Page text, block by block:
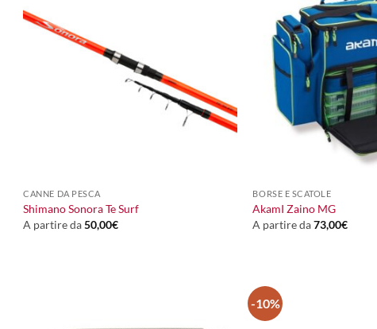
CANNE DA PESCA
Shimano Sonora Te Surf
A partire da50,00€
BORSE E SCATOLE
AkamI Zaino MG
A partire da73,00€
-10%